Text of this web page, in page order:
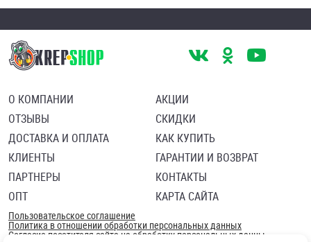
О КОМПАНИИ
ОТЗЫВЫ
ДОСТАВКА И ОПЛАТА
КЛИЕНТЫ
ПАРТНЕРЫ
ОПТ
АКЦИИ
СКИДКИ
КАК КУПИТЬ
ГАРАНТИИ И ВОЗВРАТ
КОНТАКТЫ
КАРТА САЙТА
Пользовательское соглашение
Политика в отношении обработки персональных данных
Согласие посетителя сайта на обработку персональных данны